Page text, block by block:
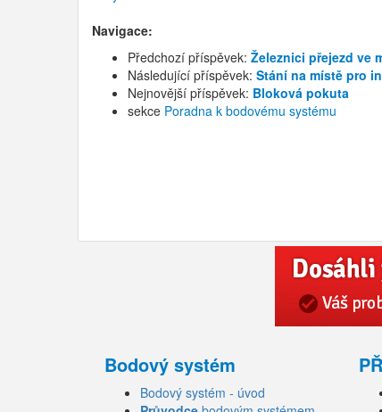
Navigace:
Předchozí příspěvek: Železnici přejezd ve
Následující příspěvek: Stání na místě pro
Nejnovější příspěvek: Bloková pokuta
sekce Poradna k bodovému systému
Bodový systém
Bodový systém - úvod